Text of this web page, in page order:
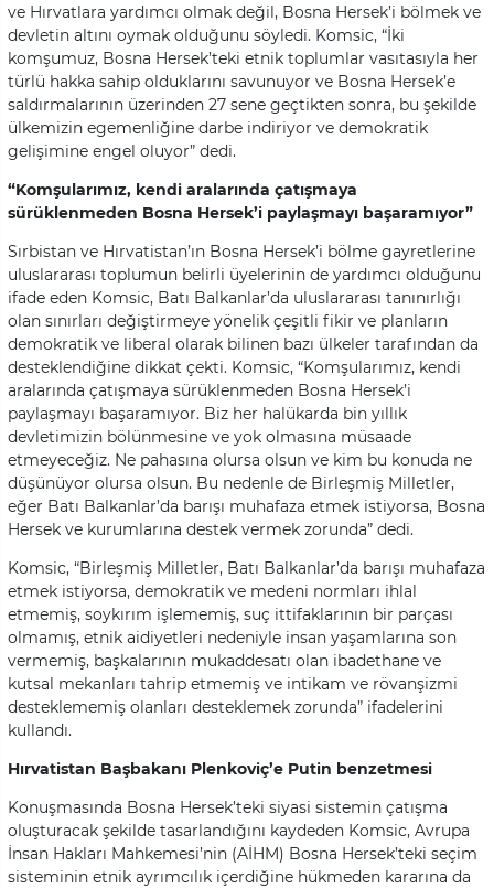
ve Hırvatlara yardımcı olmak değil, Bosna Hersek’i bölmek ve
devletin altını oymak olduğunu söyledi. Komsic, “İki
komşumuz, Bosna Hersek’teki etnik toplumlar vasıtasıyla her
türlü hakka sahip olduklarını savunuyor ve Bosna Hersek’e
saldırmalarının üzerinden 27 sene geçtikten sonra, bu şekilde
ülkemizin egemenliğine darbe indiriyor ve demokratik
gelişimine engel oluyor” dedi.
“Komşularımız, kendi aralarında çatışmaya
sürüklenmeden Bosna Hersek’i paylaşmayı başaramıyor”
Sırbistan ve Hırvatistan’ın Bosna Hersek’i bölme gayretlerine
uluslararası toplumun belirli üyelerinin de yardımcı olduğunu
ifade eden Komsic, Batı Balkanlar’da uluslararası tanınırlığı
olan sınırları değiştirmeye yönelik çeşitli fikir ve planların
demokratik ve liberal olarak bilinen bazı ülkeler tarafından da
desteklendiğine dikkat çekti. Komsic, “Komşularımız, kendi
aralarında çatışmaya sürüklenmeden Bosna Hersek’i
paylaşmayı başaramıyor. Biz her halükarda bin yıllık
devletimizin bölünmesine ve yok olmasına müsaade
etmeyeceğiz. Ne pahasına olursa olsun ve kim bu konuda ne
düşünüyor olursa olsun. Bu nedenle de Birleşmiş Milletler,
eğer Batı Balkanlar’da barışı muhafaza etmek istiyorsa, Bosna
Hersek ve kurumlarına destek vermek zorunda” dedi.
Komsic, “Birleşmiş Milletler, Batı Balkanlar’da barışı muhafaza
etmek istiyorsa, demokratik ve medeni normları ihlal
etmemiş, soykırım işlememiş, suç ittifaklarının bir parçası
olmamış, etnik aidiyetleri nedeniyle insan yaşamlarına son
vermemiş, başkalarının mukaddesatı olan ibadethane ve
kutsal mekanları tahrip etmemiş ve intikam ve rövanşizmi
desteklememiş olanları desteklemek zorunda” ifadelerini
kullandı.
Hırvatistan Başbakanı Plenkoviç’e Putin benzetmesi
Konuşmasında Bosna Hersek’teki siyasi sistemin çatışma
oluşturacak şekilde tasarlandığını kaydeden Komsic, Avrupa
İnsan Hakları Mahkemesi’nin (AİHM) Bosna Hersek’teki seçim
sisteminin etnik ayrımcılık içerdiğine hükmeden kararına da